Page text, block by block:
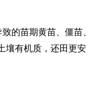
的苗期黄苗、僵苗、
壤有机质，还田更安